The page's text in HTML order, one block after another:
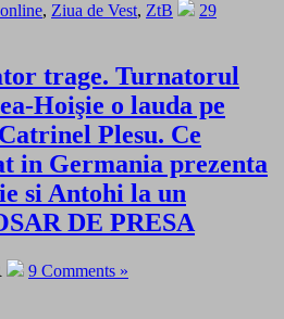
, Ziua de Vest, ZtB
29
trage. Turnatorul
Hoişie o lauda pe
Plesu. Ce
in Germania prezenta
si Antohi la un
DE PRESA
9 Comments »